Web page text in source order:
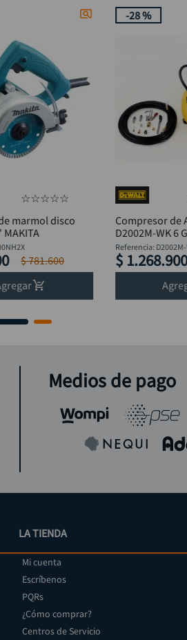
☆☆☆☆☆
marmol disco
$781.600
-28 %
Compresor de
D2002M-WK 6
120V
Referencia:
$ 1.268.900
Medios de pago
LA TIENDA
Mi cuenta
Escríbenos
PQRs
¿Cómo comprar?
Centros de Servicio